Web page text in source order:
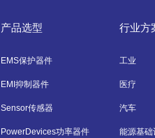
产品选型
EMS保护器件
EMI抑制器件
Sensor传感器
PowerDevices功率器件
行业方
工业
医疗
汽车
能源基础